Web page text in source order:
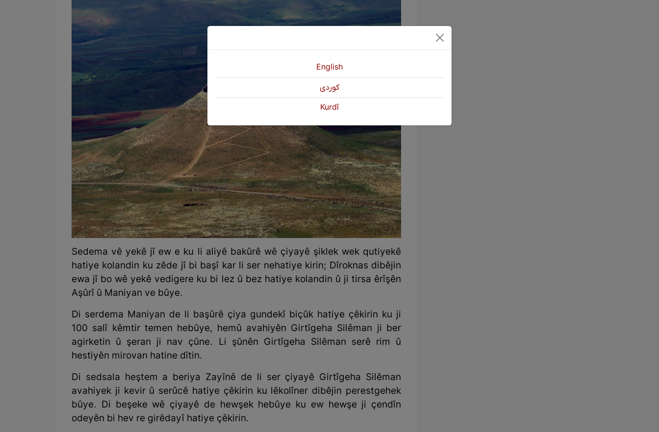
Sedema vê yekê jî ew e ku li aliyê bakûrê wê çiyayê şiklek wek qutiyekê
hatiye kolandin ku zêde jî bi başî kar li ser nehatiye kirin; Dîroknas dibêjin
ewa jî bo wê yekê vedigere ku bi lez û bez hatiye kolandin û ji tirsa êrîşên
Aşûrî û Maniyan ve bûye.
Di serdema Maniyan de li başûrê çiya gundekî biçûk hatiye çêkirin ku ji
100 salî kêmtir temen hebûye, hemû avahiyên Girtîgeha Silêman ji ber
agirketin û şeran ji nav çûne. Li şûnên Girtîgeha Silêman serê rim û
hestiyên mirovan hatine dîtin.
Di sedsala heştem a beriya Zayînê de li ser çiyayê Girtîgeha Silêman
avahiyek ji kevir û serûcê hatiye çêkirin ku lêkolîner dibêjin perestgehek
bûye. Di beşeke wê çiyayê de hewşek hebûye ku ew hewşe ji çendîn
odeyên bi hev re girêdayî hatiye çêkirin.
English
كوردی
Kurdî